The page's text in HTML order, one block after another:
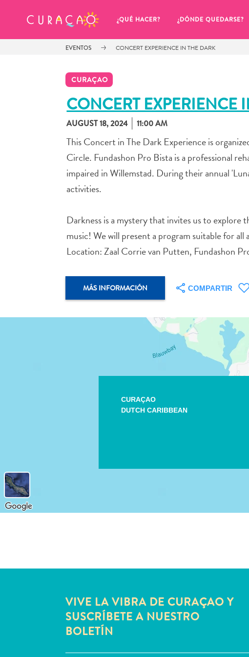
¿QUÉ HACER? ¿DÓNDE QUEDARSE?
EVENTOS CONCERT EXPERIENCE IN THE DARK
CURAÇAO
CONCERT EXPERIENCE
AUGUST 18, 2024 11:00 AM
This Concert in The Dark Experience is
Circle. Fundashon Pro Bista is a professional
impaired in Willemstad. During their annual
activities.
Darkness is a mystery that invites us to
music! We will present a program suitable for
Location: Zaal Corrie van Putten, Fundashon
MÁS INFORMACIÓN COMPARTIR
CURAÇAO
DUTCH CARIBBEAN
VIVE LA VIBRA DE CURAÇAO Y
SUSCRÍBETE A NUESTRO
BOLETÍN
MIS FAVORITOS
Parece que no has guardado